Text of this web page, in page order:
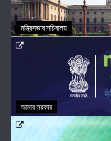
মন্ত্রিসভার সচিবালয়
আমার সরকার